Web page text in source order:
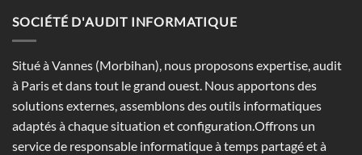
SOCIÉTÉ D'AUDIT INFORMATIQUE
Situé à Vannes (Morbihan), nous proposons expertise, audit
à Paris et dans tout le grand ouest. Nous apportons des
solutions externes, assemblons des outils informatiques
adaptés à chaque situation et configuration.Offrons un
service de responsable informatique à temps partagé et à